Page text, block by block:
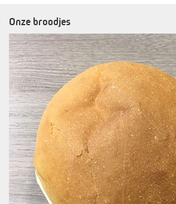
Onze broodjes